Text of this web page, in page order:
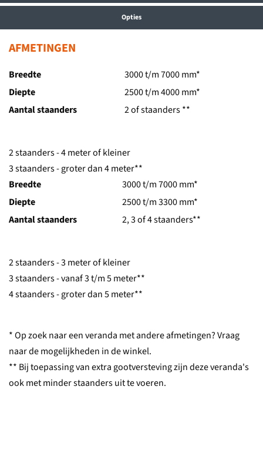
Opties
AFMETINGEN
Breedte
3000 t/m 7000 mm*
Diepte
2500 t/m 4000 mm*
Aantal staanders
2 of staanders **
2 staanders - 4 meter of kleiner
3 staanders - groter dan 4 meter**
Breedte
3000 t/m 7000 mm*
Diepte
2500 t/m 3300 mm*
Aantal staanders
2, 3 of 4 staanders**
2 staanders - 3 meter of kleiner
3 staanders - vanaf 3 t/m 5 meter**
4 staanders - groter dan 5 meter**
* Op zoek naar een veranda met andere afmetingen? Vraag
naar de mogelijkheden in de winkel.
** Bij toepassing van extra gootversteving zijn deze veranda's
ook met minder staanders uit te voeren.